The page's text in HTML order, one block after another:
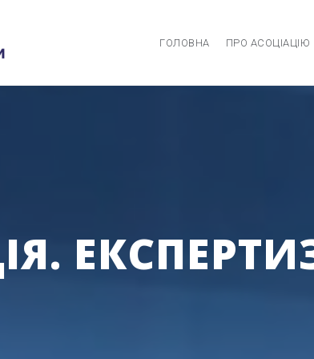
ГОЛОВНА ПРО АСОЦІАЦІЮ